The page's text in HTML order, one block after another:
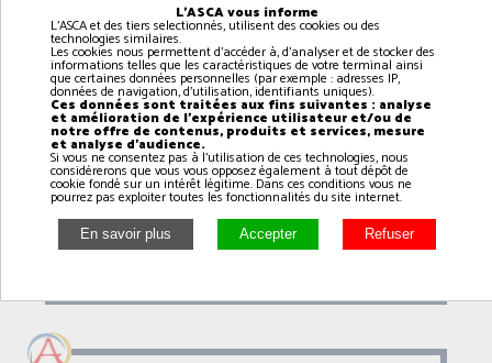
Fitness dance (6 / 12 ans
avec Armonie)
14h15à15h00
RANVILLE
L'ASCA vous informe
L'ASCA et des tiers selectionnés, utilisent des cookies ou des
technologies similaires.
Les cookies nous permettent d'accéder à, d'analyser et de stocker des
informations telles que les caractéristiques de votre terminal ainsi
que certaines données personnelles (par exemple : adresses IP,
données de navigation, d'utilisation, identifiants uniques).
Ces données sont traitées aux fins suivantes : analyse
et amélioration de l'expérience utilisateur et/ou de
notre offre de contenus, produits et services, mesure
et analyse d'audience.
Si vous ne consentez pas à l'utilisation de ces technologies, nous
considérerons que vous vous opposez également à tout dépôt de
cookie fondé sur un intérêt légitime. Dans ces conditions vous ne
pourrez pas exploiter toutes les fonctionnalités du site internet.